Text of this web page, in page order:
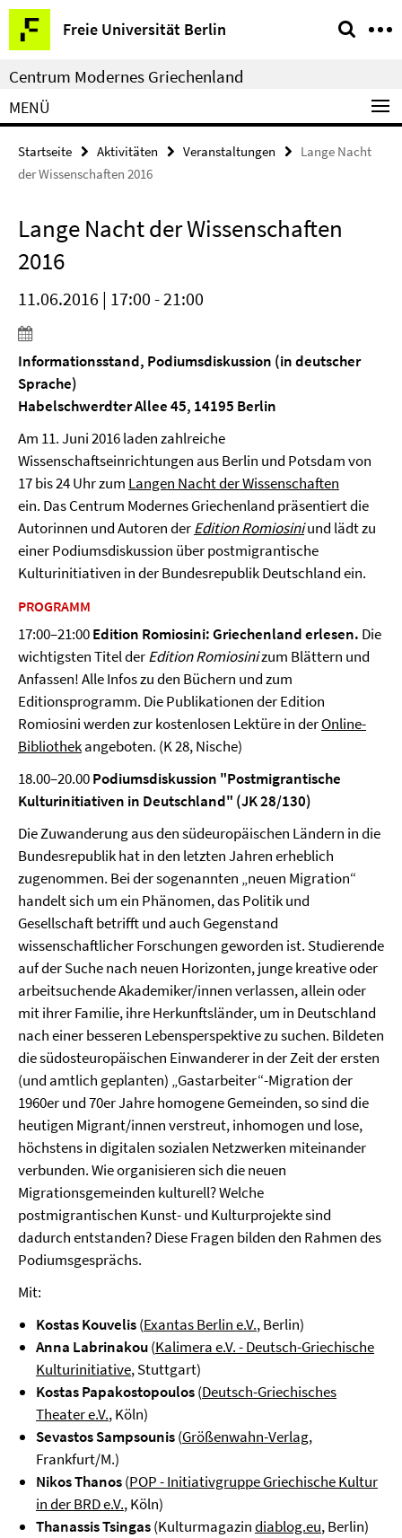
Springe
direkt
zu
Inhalt
Freie Universität Berlin
Service-
Navigation
Centrum Modernes Griechenland
MENÜ
Startseite Aktivitäten Veranstaltungen
Lange Nacht
der Wissenschaften 2016
Lange Nacht der Wissenschaften
2016
11.06.2016 | 17:00 - 21:00
Informationsstand, Podiumsdiskussion (in deutscher
Sprache)
Habelschwerdter Allee 45, 14195 Berlin
Am 11. Juni 2016 laden zahlreiche
Wissenschaftseinrichtungen aus Berlin und Potsdam von
17 bis 24 Uhr zum Langen Nacht der Wissenschaften
ein. Das Centrum Modernes Griechenland präsentiert die
Autorinnen und Autoren derEdition Romiosiniund lädt zu
einer Podiumsdiskussion über postmigrantische
Kulturinitiativen in der Bundesrepublik Deutschland ein.
PROGRAMM
17:00–21:00Edition Romiosini: Griechenland erlesen. Die
wichtigsten Titel derEdition Romiosinizum Blättern und
Anfassen! Alle Infos zu den Büchern und zum
Editionsprogramm. Die Publikationen der Edition
Romiosini werden zur kostenlosen Lektüre in derOnline-
Bibliothekangeboten. (K 28, Nische)
18.00–20.00Podiumsdiskussion "Postmigrantische
Kulturinitiativen in Deutschland" (JK 28/130)
Die Zuwanderung aus den südeuropäischen Ländern in die
Bundesrepublik hat in den letzten Jahren erheblich
zugenommen. Bei der sogenannten „neuen Migration“
handelt sich um ein Phänomen, das Politik und
Gesellschaft betrifft und auch Gegenstand
wissenschaftlicher Forschungen geworden ist. Studierende
auf der Suche nach neuen Horizonten, junge kreative oder
arbeitsuchende Akademiker/innen verlassen, allein oder
mit ihrer Familie, ihre Herkunftsländer, um in Deutschland
nach einer besseren Lebensperspektive zu suchen. Bildeten
die südosteuropäischen Einwanderer in der Zeit der ersten
(und amtlich geplanten) „Gastarbeiter“-Migration der
1960er und 70er Jahre homogene Gemeinden, so sind die
heutigen Migrant/innen verstreut, inhomogen und lose,
höchstens in digitalen sozialen Netzwerken miteinander
verbunden. Wie organisieren sich die neuen
Migrationsgemeinden kulturell? Welche
postmigrantischen Kunst- und Kulturprojekte sind
dadurch entstanden? Diese Fragen bilden den Rahmen des
Podiumsgesprächs.
Mit:
Kostas Kouvelis(Exantas Berlin e.V., Berlin)
Anna Labrinakou(Kalimera e.V. - Deutsch-Griechische
Kulturinitiative, Stuttgart)
Kostas Papakostopoulos(Deutsch-Griechisches
Theater e.V., Köln)
Sevastos Sampsounis(Größenwahn-Verlag,
Frankfurt/M.)
Nikos Thanos(POP - Initiativgruppe Griechische Kultur
in der BRD e.V., Köln)
Thanassis Tsingas(Kulturmagazindiablog.eu, Berlin)